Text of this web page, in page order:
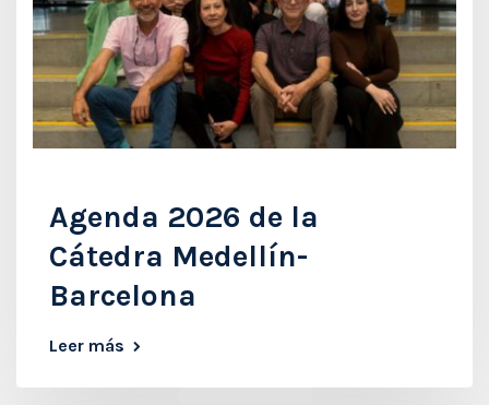
Agenda 2026 de la
Cátedra Medellín-
Barcelona
Leer más